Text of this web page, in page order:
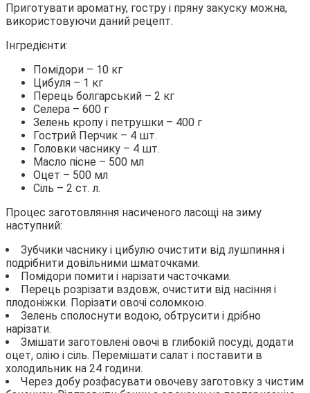
Приготувати ароматну, гостру і пряну закуску можна,
використовуючи даний рецепт.
Інгредієнти:
Помідори – 10 кг
Цибуля – 1 кг
Перець болгарський – 2 кг
Селера – 600 г
Зелень кропу і петрушки – 400 г
Гострий Перчик – 4 шт.
Головки часнику – 4 шт.
Масло пісне – 500 мл
Оцет – 500 мл
Сіль – 2 ст. л.
Процес заготовляння насиченого ласощі на зиму
наступний:
Зубчики часнику і цибулю очистити від лушпиння і
подрібнити довільними шматочками.
Помідори помити і нарізати часточками.
Перець розрізати вздовж, очистити від насіння і
плодоніжки. Порізати овочі соломкою.
Зелень сполоснути водою, обтрусити і дрібно
нарізати.
Змішати заготовлені овочі в глибокій посуді, додати
оцет, олію і сіль. Перемішати салат і поставити в
холодильник на 24 години.
Через добу розфасувати овочеву заготовку з чистим